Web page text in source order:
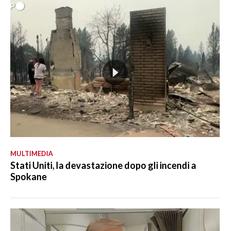
MULTIMEDIA
Stati Uniti, la devastazione dopo gli incendi a
Spokane